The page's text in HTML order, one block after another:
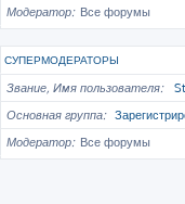
Модератор
Все форумы
СУПЕРМОДЕРАТОРЫ
Звание, Имя пользователя
Основная группа
Модератор
Все форумы